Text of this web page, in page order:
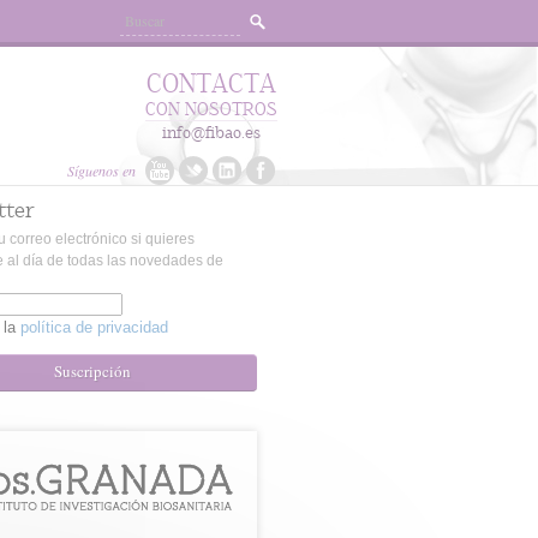
Síguenos en
CONTACTA
CON NOSOTROS
info@fibao.es
correo electrónico si quieres
al día de todas las novedades de
la política de privacidad
Suscripción